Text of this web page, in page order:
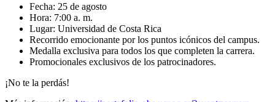
Fecha: 25 de agosto
Hora: 7:00 a. m.
Lugar: Universidad de Costa Rica
Recorrido emocionante por los puntos icónicos del campus.
Medalla exclusiva para todos los que completen la carrera.
Promocionales exclusivos de los patrocinadores.
¡No te la perdás!